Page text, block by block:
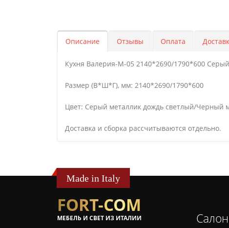
Описание Отзывы Оплата
Кухня Валерия-М-05 2140*2690/1790*600
Размер (В*Ш*Г), мм: 2140*2690/1790*600
Цвет: Серый металлик дождь светлый/Черный
Доставка и сборка рассчитываются отдельно.
Made in Italy
FORT-COM
МЕБЕЛЬ И СВЕТ ИЗ ИТАЛИИ